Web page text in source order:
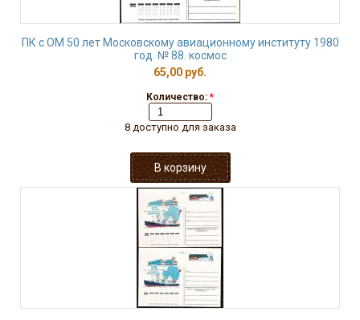
ПК с ОМ 50 лет Московскому авиационному институту 1980
год. № 88. космос
65,00 руб.
Количество: *
8 доступно для заказа